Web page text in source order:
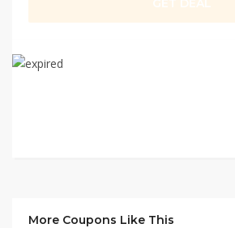
More Coupons Like This